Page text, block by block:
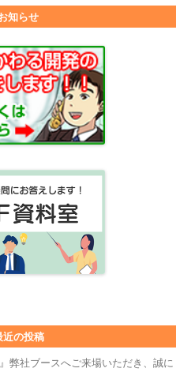
知らせ
近の投稿
弊社ブースへご来場いただき、誠に